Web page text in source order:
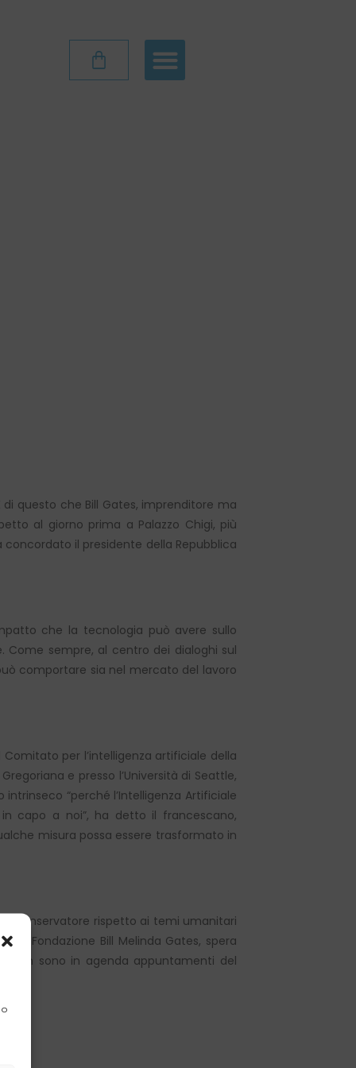
questo che Bill Gates, imprenditore ma
al giorno prima a Palazzo Chigi, più
concordato il presidente della Repubblica
che la tecnologia può avere sullo
Come sempre, al centro dei dialoghi sul
comportare sia nel mercato del lavoro
per l’intelligenza artificiale della
e presso l’Università di Seattle,
“perché l’Intelligenza Artificiale
capo a noi”, ha detto il francescano,
misura possa essere trasformato in
conservatore rispetto ai temi umanitari
Fondazione Bill Melinda Gates, spera
non sono in agenda appuntamenti del